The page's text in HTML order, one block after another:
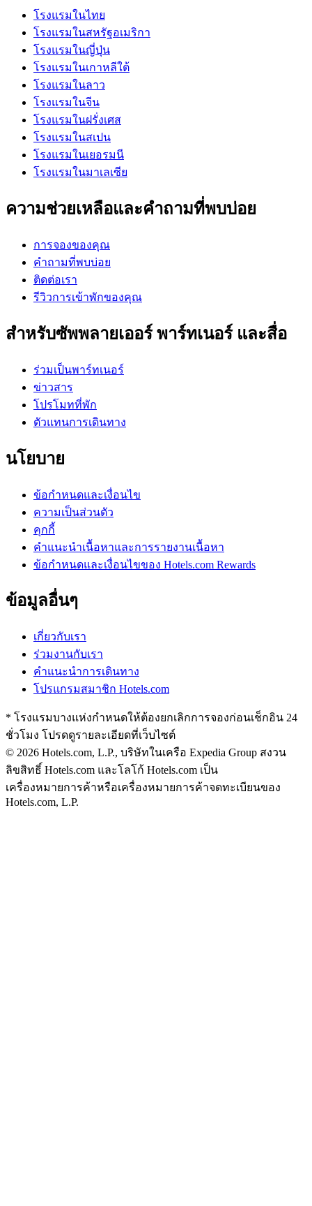
โรงแรมในไทย
โรงแรมในสหรัฐอเมริกา
โรงแรมในญี่ปุ่น
โรงแรมในเกาหลีใต้
โรงแรมในลาว
โรงแรมในจีน
โรงแรมในฝรั่งเศส
โรงแรมในสเปน
โรงแรมในเยอรมนี
โรงแรมในมาเลเซีย
ความช่วยเหลือและคำถามที่พบบ่อย
การจองของคุณ
คำถามที่พบบ่อย
ติดต่อเรา
รีวิวการเข้าพักของคุณ
สำหรับซัพพลายเออร์ พาร์ทเนอร์ และสื่อ
ร่วมเป็นพาร์ทเนอร์
ข่าวสาร
โปรโมทที่พัก
ตัวแทนการเดินทาง
นโยบาย
ข้อกำหนดและเงื่อนไข
ความเป็นส่วนตัว
คุกกี้
คำแนะนำเนื้อหาและการรายงานเนื้อหา
ข้อกำหนดและเงื่อนไขของ Hotels.com Rewards
ข้อมูลอื่นๆ
เกี่ยวกับเรา
ร่วมงานกับเรา
คำแนะนำการเดินทาง
โปรแกรมสมาชิก Hotels.com
* โรงแรมบางแห่งกำหนดให้ต้องยกเลิกการจองก่อนเช็กอิน 24
ชั่วโมง โปรดดูรายละเอียดที่เว็บไซต์
© 2026 Hotels.com, L.P., บริษัทในเครือ Expedia Group สงวน
ลิขสิทธิ์ Hotels.com และโลโก้ Hotels.com เป็น
เครื่องหมายการค้าหรือเครื่องหมายการค้าจดทะเบียนของ
Hotels.com, L.P.